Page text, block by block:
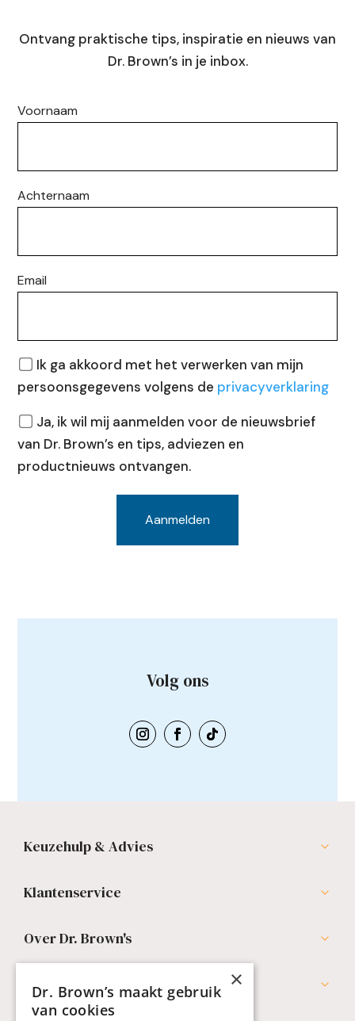
Ontvang praktische tips, inspiratie en nieuws van
Dr. Brown’s in je inbox.
Voornaam
Achternaam
Email
Privacy
Ik ga akkoord met het verwerken van mijn
persoonsgegevens volgens de privacyverklaring
Nieuwsbrief
Ja, ik wil mij aanmelden voor de nieuwsbrief
van Dr. Brown’s en tips, adviezen en
productnieuws ontvangen.
Volg ons
Keuzehulp & Advies
Klantenservice
Over Dr. Brown's
Professionals ×
Dr. Brown’s maakt gebruik
van cookies